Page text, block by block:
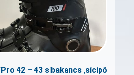
42 – 43 síbakancs ,sícipő